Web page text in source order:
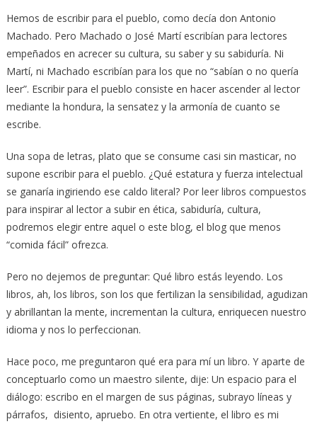
Hemos de escribir para el pueblo, como decía don Antonio
Machado. Pero Machado o José Martí escribían para lectores
empeñados en acrecer su cultura, su saber y su sabiduría. Ni
Martí, ni Machado escribían para los que no “sabían o no quería
leer”. Escribir para el pueblo consiste en hacer ascender al lector
mediante la hondura, la sensatez y la armonía de cuanto se
escribe.
Una sopa de letras, plato que se consume casi sin masticar, no
supone escribir para el pueblo. ¿Qué estatura y fuerza intelectual
se ganaría ingiriendo ese caldo literal? Por leer libros compuestos
para inspirar al lector a subir en ética, sabiduría, cultura,
podremos elegir entre aquel o este blog, el blog que menos
“comida fácil” ofrezca.
Pero no dejemos de preguntar: Qué libro estás leyendo. Los
libros, ah, los libros, son los que fertilizan la sensibilidad, agudizan
y abrillantan la mente, incrementan la cultura, enriquecen nuestro
idioma y nos lo perfeccionan.
Hace poco, me preguntaron qué era para mí un libro. Y aparte de
conceptuarlo como un maestro silente, dije: Un espacio para el
diálogo: escribo en el margen de sus páginas, subrayo líneas y
párrafos, disiento, apruebo. En otra vertiente, el libro es mi